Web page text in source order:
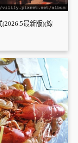
最新版)(線